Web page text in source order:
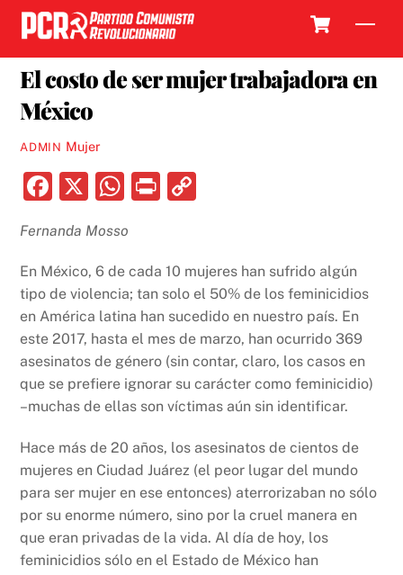
Skip
content
El costo de ser mujer trabajadora en
México
ADMIN Mujer
F
c
e
b
o
o
k
X
W
at
s
A
p
p
P
y
Li
n
k
Fernanda Mosso
En México, 6 de cada 10 mujeres han sufrido algún
tipo de violencia; tan solo el 50% de los feminicidios
en América latina han sucedido en nuestro país. En
este 2017, hasta el mes de marzo, han ocurrido 369
asesinatos de género (sin contar, claro, los casos en
que se prefiere ignorar su carácter como feminicidio)
–muchas de ellas son víctimas aún sin identificar.
Hace más de 20 años, los asesinatos de cientos de
mujeres en Ciudad Juárez (el peor lugar del mundo
para ser mujer en ese entonces) aterrorizaban no sólo
por su enorme número, sino por la cruel manera en
que eran privadas de la vida. Al día de hoy, los
feminicidios sólo en el Estado de México han